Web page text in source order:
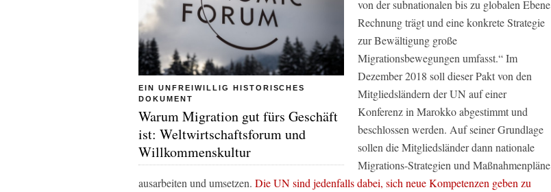
EIN UNFREIWILLIG HISTORISCHES
DOKUMENT
Warum Migration gut fürs Geschäft
ist: Weltwirtschaftsforum und
Willkommenskultur
von der subnationalen bis zu globalen Ebene
Rechnung trägt und eine konkrete Strategie
zur Bewältigung große
Migrationsbewegungen umfasst.“ Im
Dezember 2018 soll dieser Pakt von den
Mitgliedsländern der UN auf einer
Konferenz in Marokko abgestimmt und
beschlossen werden. Auf seiner Grundlage
sollen die Mitgliedsländer dann nationale
Migrations-Strategien und Maßnahmenpläne
ausarbeiten und umsetzen. Die UN sind jedenfalls dabei, sich neue Kompetenzen geben zu